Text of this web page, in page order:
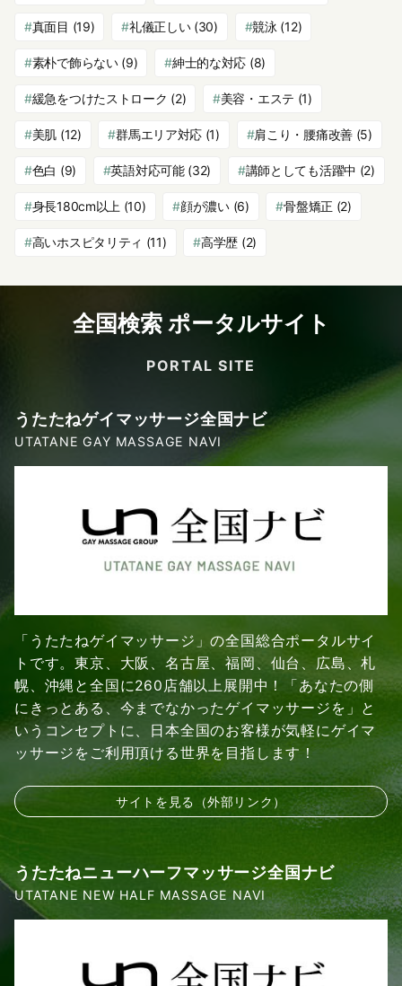
真面目 (19) 礼儀正しい(30) 競泳 (12)
素朴で飾らない(9) 紳士的な対応 (8)
緩急をつけたストローク (2) 美容・エステ (1)
美肌 (12) 群馬エリア対応 (1) 肩こり・腰痛改善(5)
色白 (9) 英語対応可能(32) 講師としても活躍中 (2)
身長180cm以上 (10) 顔が濃い(6) 骨盤矯正 (2)
高いホスピタリティ (11) 高学歴 (2)
全国検索 ポータルサイト
PORTAL SITE
うたたねゲイマッサージ全国ナビ
UTATANE GAY MASSAGE NAVI
「うたたねゲイマッサージ」の全国総合ポータルサイ
トです。東京、大阪、名古屋、福岡、仙台、広島、札
幌、沖縄と全国に260店舗以上展開中！「あなたの側
にきっとある、今までなかったゲイマッサージを」と
いうコンセプトに、日本全国のお客様が気軽にゲイマ
ッサージをご利用頂ける世界を目指します！
サイトを見る（外部リンク）
うたたねニューハーフマッサージ全国ナビ
UTATANE NEW HALF MASSAGE NAVI